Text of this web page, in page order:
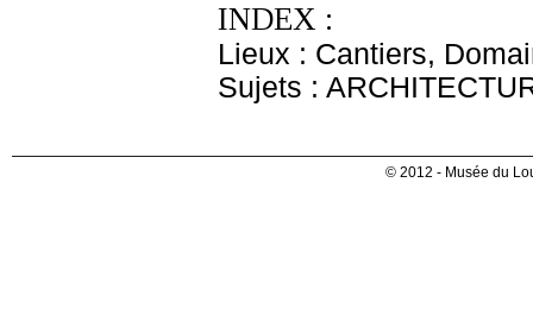
INDEX :
Lieux : Cantiers,
Sujets :
© 2012 - Musée du